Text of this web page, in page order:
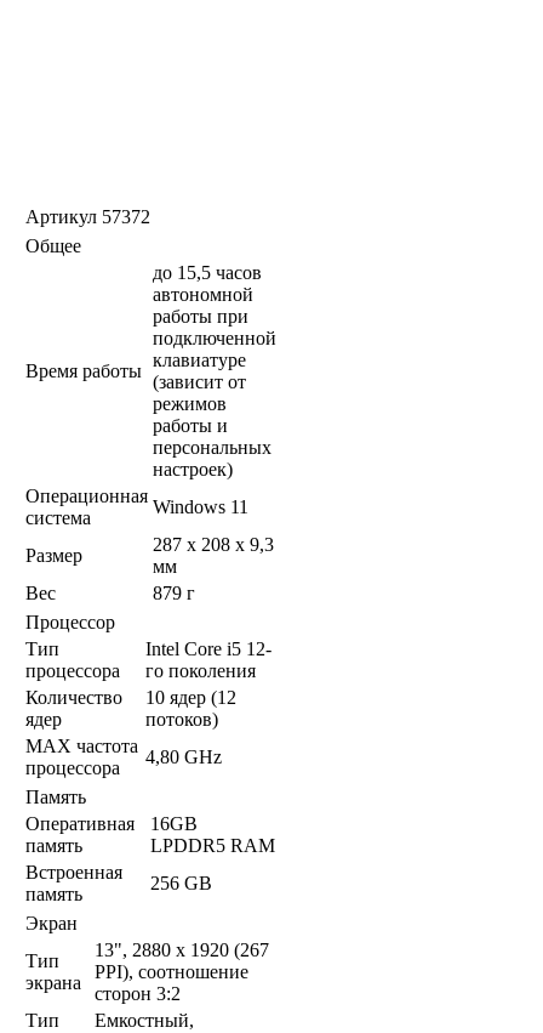
Артикул 57372
Общее
Время работы
до 15,5 часов
автономной
работы при
подключенной
клавиатуре
(зависит от
режимов
работы и
персональных
настроек)
Операционная
система
Windows 11
Размер
287 x 208 x 9,3
мм
Вес
879 г
Процессор
Тип
процессора
Intel Core i5 12-
го поколения
Количество
ядер
10 ядер (12
потоков)
MAX частота
процессора
4,80 GHz
Память
Оперативная
память
16GB
LPDDR5 RAM
Встроенная
память
256 GB
Экран
Тип
экрана
13", 2880 x 1920 (267
PPI), соотношение
сторон 3:2
Тип
Емкостный,